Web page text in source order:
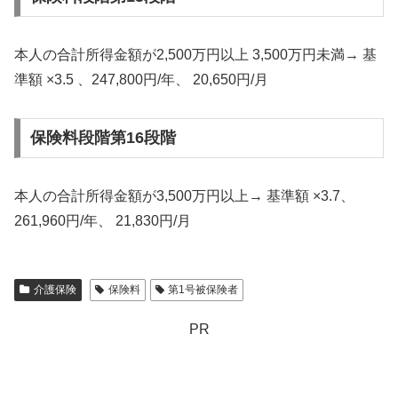
本人の合計所得金額が2,500万円以上 3,500万円未満→ 基
準額 ×3.5 、247,800円/年、 20,650円/月
保険料段階第16段階
本人の合計所得金額が3,500万円以上→ 基準額 ×3.7、
261,960円/年、 21,830円/月
介護保険 保険料 第1号被保険者
PR